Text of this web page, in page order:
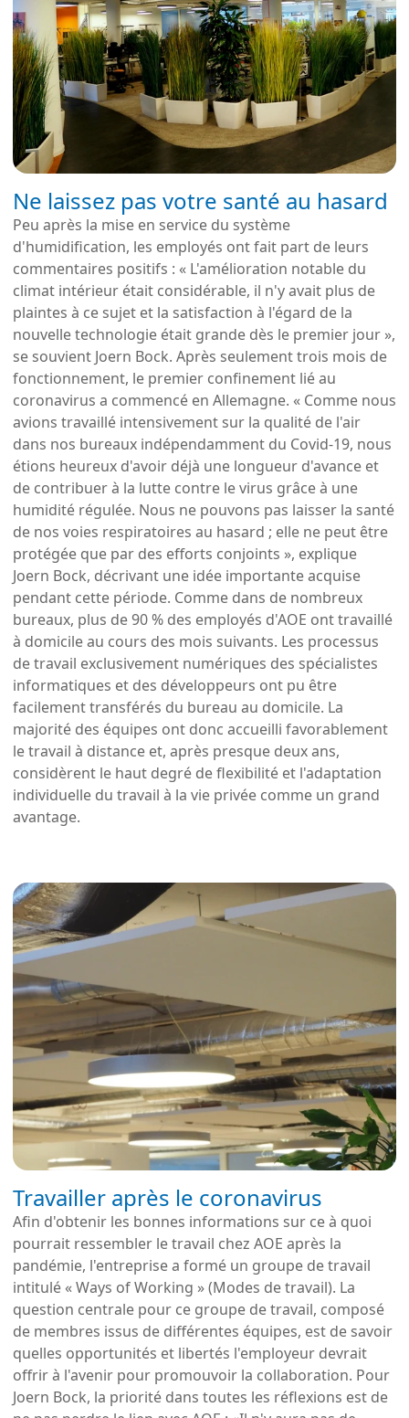
Ne laissez pas votre santé au hasard
Peu après la mise en service du système
d'humidification, les employés ont fait part de leurs
commentaires positifs : « L'amélioration notable du
climat intérieur était considérable, il n'y avait plus de
plaintes à ce sujet et la satisfaction à l'égard de la
nouvelle technologie était grande dès le premier jour »,
se souvient Joern Bock. Après seulement trois mois de
fonctionnement, le premier confinement lié au
coronavirus a commencé en Allemagne. « Comme nous
avions travaillé intensivement sur la qualité de l'air
dans nos bureaux indépendamment du Covid-19, nous
étions heureux d'avoir déjà une longueur d'avance et
de contribuer à la lutte contre le virus grâce à une
humidité régulée. Nous ne pouvons pas laisser la santé
de nos voies respiratoires au hasard ; elle ne peut être
protégée que par des efforts conjoints », explique
Joern Bock, décrivant une idée importante acquise
pendant cette période. Comme dans de nombreux
bureaux, plus de 90 % des employés d'AOE ont travaillé
à domicile au cours des mois suivants. Les processus
de travail exclusivement numériques des spécialistes
informatiques et des développeurs ont pu être
facilement transférés du bureau au domicile. La
majorité des équipes ont donc accueilli favorablement
le travail à distance et, après presque deux ans,
considèrent le haut degré de flexibilité et l'adaptation
individuelle du travail à la vie privée comme un grand
avantage.
Travailler après le coronavirus
Afin d'obtenir les bonnes informations sur ce à quoi
pourrait ressembler le travail chez AOE après la
pandémie, l'entreprise a formé un groupe de travail
intitulé « Ways of Working » (Modes de travail). La
question centrale pour ce groupe de travail, composé
de membres issus de différentes équipes, est de savoir
quelles opportunités et libertés l'employeur devrait
offrir à l'avenir pour promouvoir la collaboration. Pour
Joern Bock, la priorité dans toutes les réflexions est de